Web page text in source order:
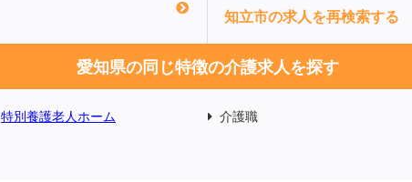
知立市の求人を再検索する
愛知県の同じ特徴の介護求人を探す
特別養護老人ホーム 介護職